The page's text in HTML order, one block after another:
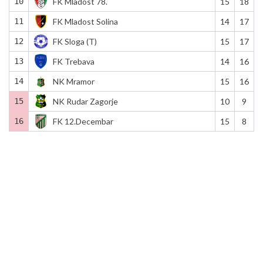
11 FK Mladost Solina 14 17
12 FK Sloga (T) 15 17
13 FK Trebava 14 16
14 NK Mramor 15 16
15 NK Rudar Zagorje 10 9
16 FK 12.Decembar 15 8